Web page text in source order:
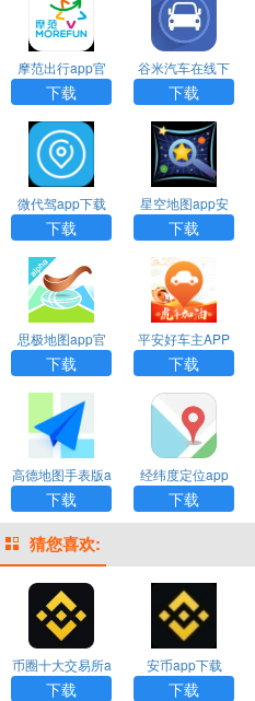
摩范出行app官
方下载
下载
谷米汽车在线下
载app下载
下载
微代驾app下载
官方版
下载
星空地图app安
卓版
下载
思极地图app官
方下载
下载
平安好车主APP
官方最新版下载
下载
高德地图手表版a
pp
下载
经纬度定位app
下载
下载
猜您喜欢:
币圈十大交易所a
pp下载
下载
安币app下载
下载